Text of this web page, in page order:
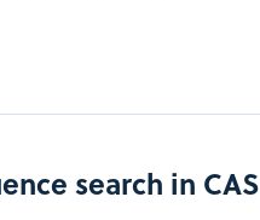
search in CAS